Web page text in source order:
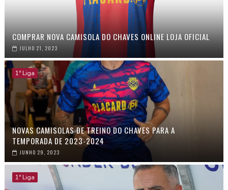
COMPRAR NOVA CAMISOLA DO CHAVES ONLINE LOJA OFICIAL
JULHO 21, 2023
1ª Liga
NOVAS CAMISOLAS DE TREINO DO CHAVES PARA A
TEMPORADA DE 2023-2024
JUNHO 29, 2023
1ª Liga